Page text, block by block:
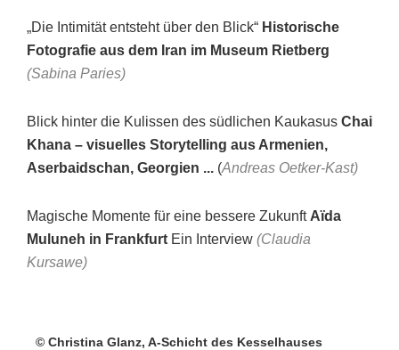
„Die Intimität entsteht über den Blick“ Historische
Fotografie aus dem Iran im Museum Rietberg
(Sabina Paries)
Blick hinter die Kulissen des südlichen Kaukasus Chai
Khana – visuelles Storytelling aus Armenien,
Aserbaidschan, Georgien ... (Andreas Oetker-Kast)
Magische Momente für eine bessere Zukunft Aïda
Muluneh in Frankfurt Ein Interview (Claudia
Kursawe)
© Christina Glanz, A-Schicht des Kesselhauses